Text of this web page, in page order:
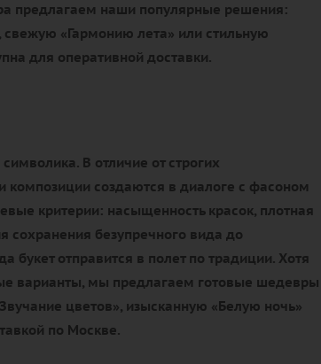
предлагаем наши популярные решения:
«Гармонию лета» или стильную
для оперативной доставки.
В отличие от строгих
композиции создаются в диалоге с фасоном
критерии: насыщенность красок, плотная
сохранения безупречного вида до
букет отправится в полет по традиции. Хотя
варианты, мы предлагаем готовые шедевры
цветов», изысканную «Белую ночь»
по Москве.